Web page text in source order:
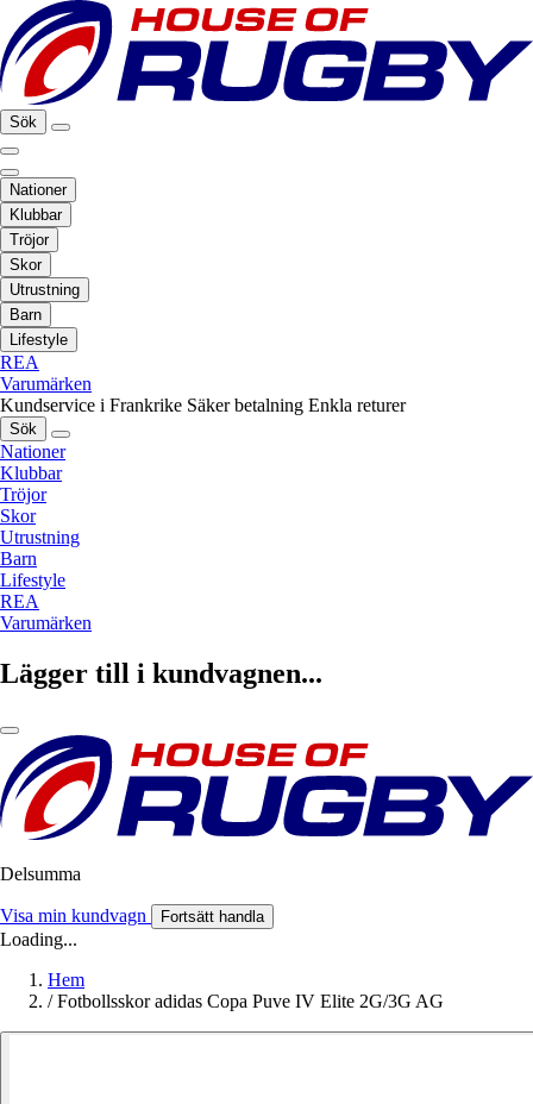
Sök
Nationer
Klubbar
Tröjor
Skor
Utrustning
Barn
Lifestyle
REA
Varumärken
Kundservice i Frankrike Säker betalning Enkla returer
Sök
Nationer
Klubbar
Tröjor
Skor
Utrustning
Barn
Lifestyle
REA
Varumärken
Lägger till i kundvagnen...
Delsumma
Visa min kundvagn Fortsätt handla
Loading...
Hem
/ Fotbollsskor adidas Copa Puve IV Elite 2G/3G AG